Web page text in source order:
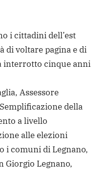
i cittadini dell’est
di voltare pagina e di
interrotto cinque anni
Assessore
della
a livello
alle elezioni
i comuni di Legnano,
Giorgio Legnano,